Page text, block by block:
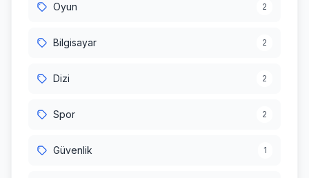
Oyun 2
Bilgisayar 2
Dizi 2
Spor 2
Güvenlik 1